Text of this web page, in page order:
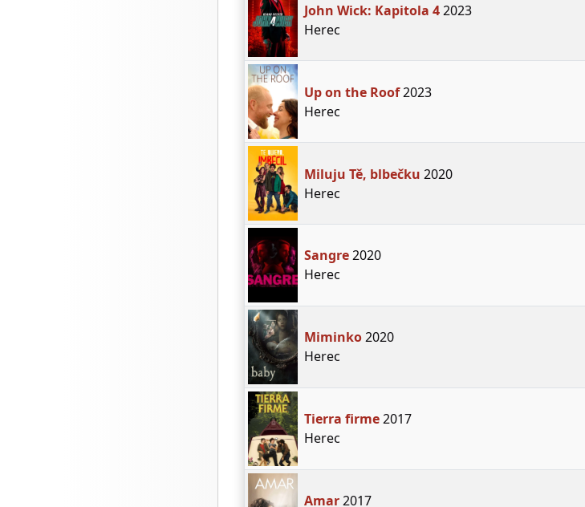
John Wick: Kapitola 42023
Herec
Up on the Roof2023
Herec
Miluju Tě, blbečku 2020
Herec
Sangre2020
Herec
Miminko2020
Herec
Tierra firme2017
Herec
Amar2017